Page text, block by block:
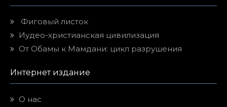
Фиговый листок
Иудео-христианская цивилизация
От Обамы к Мамдани: цикл разрушения
Интернет издание
О нас